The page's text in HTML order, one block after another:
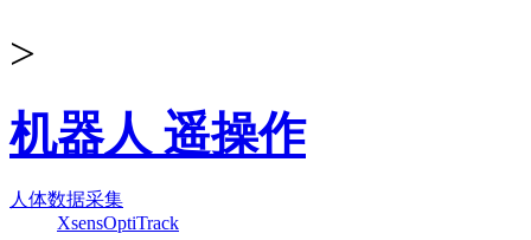
>
机器人 遥操作
人体数据采集
XsensOptiTrack